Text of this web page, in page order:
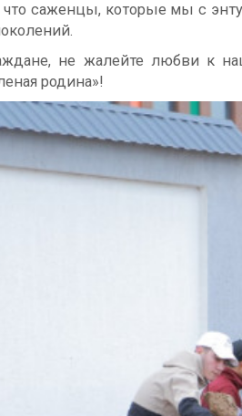
саженцы, которые мы с
не жалейте любви к
родина»!